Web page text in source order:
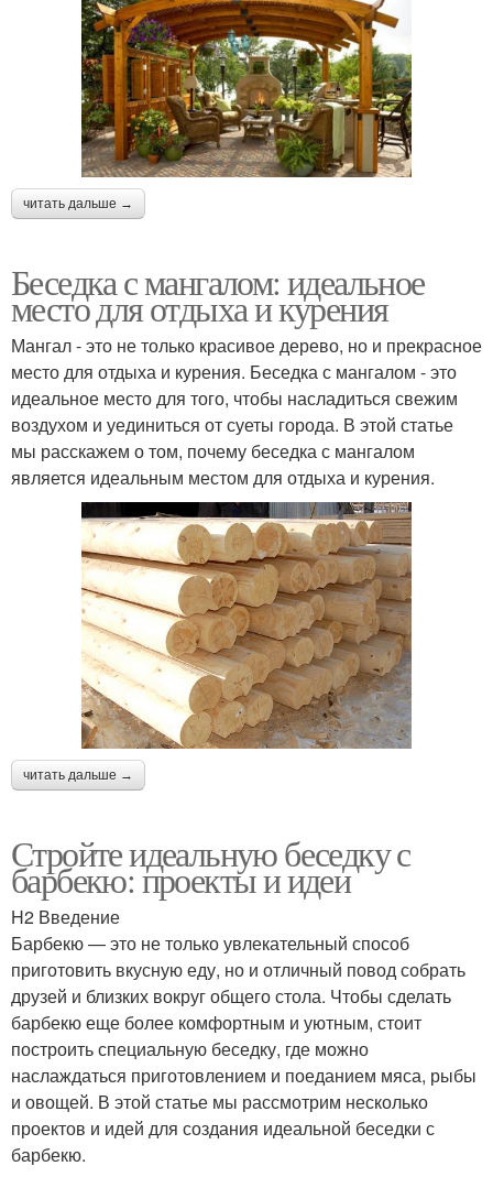
читать дальше →
Беседка с мангалом: идеальное
место для отдыха и курения
Мангал - это не только красивое дерево, но и прекрасное
место для отдыха и курения. Беседка с мангалом - это
идеальное место для того, чтобы насладиться свежим
воздухом и уединиться от суеты города. В этой статье
мы расскажем о том, почему беседка с мангалом
является идеальным местом для отдыха и курения.
читать дальше →
Стройте идеальную беседку с
барбекю: проекты и идеи
H2 Введение
Барбекю — это не только увлекательный способ
приготовить вкусную еду, но и отличный повод собрать
друзей и близких вокруг общего стола. Чтобы сделать
барбекю еще более комфортным и уютным, стоит
построить специальную беседку, где можно
наслаждаться приготовлением и поеданием мяса, рыбы
и овощей. В этой статье мы рассмотрим несколько
проектов и идей для создания идеальной беседки с
барбекю.